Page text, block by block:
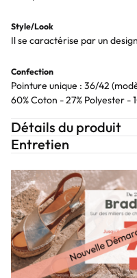
Style/Look
Il se caractérise par un
Confection
Pointure unique : 36/42
60% Coton - 27% Polyester -
Détails du produit
Entretien